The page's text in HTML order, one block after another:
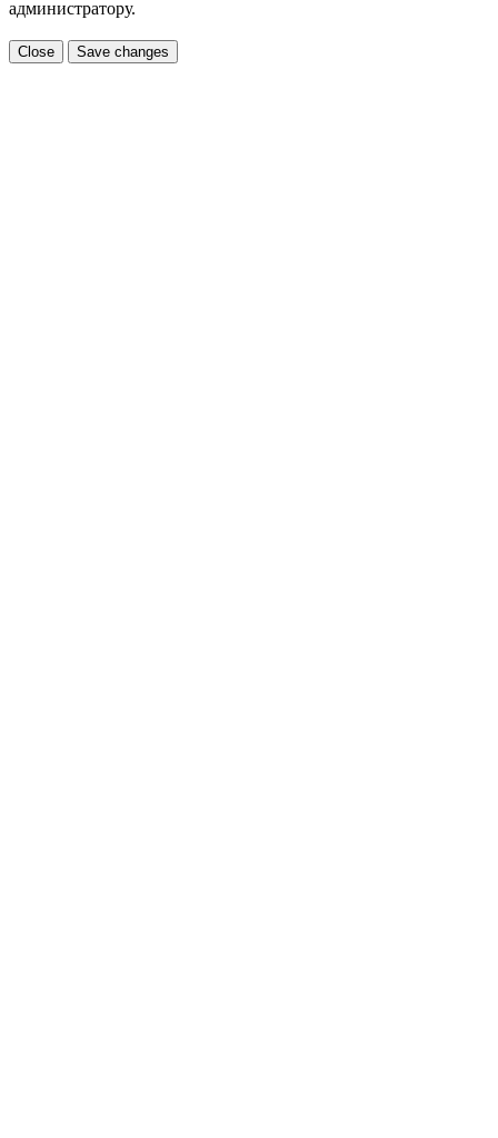
администратору.
Close Save changes